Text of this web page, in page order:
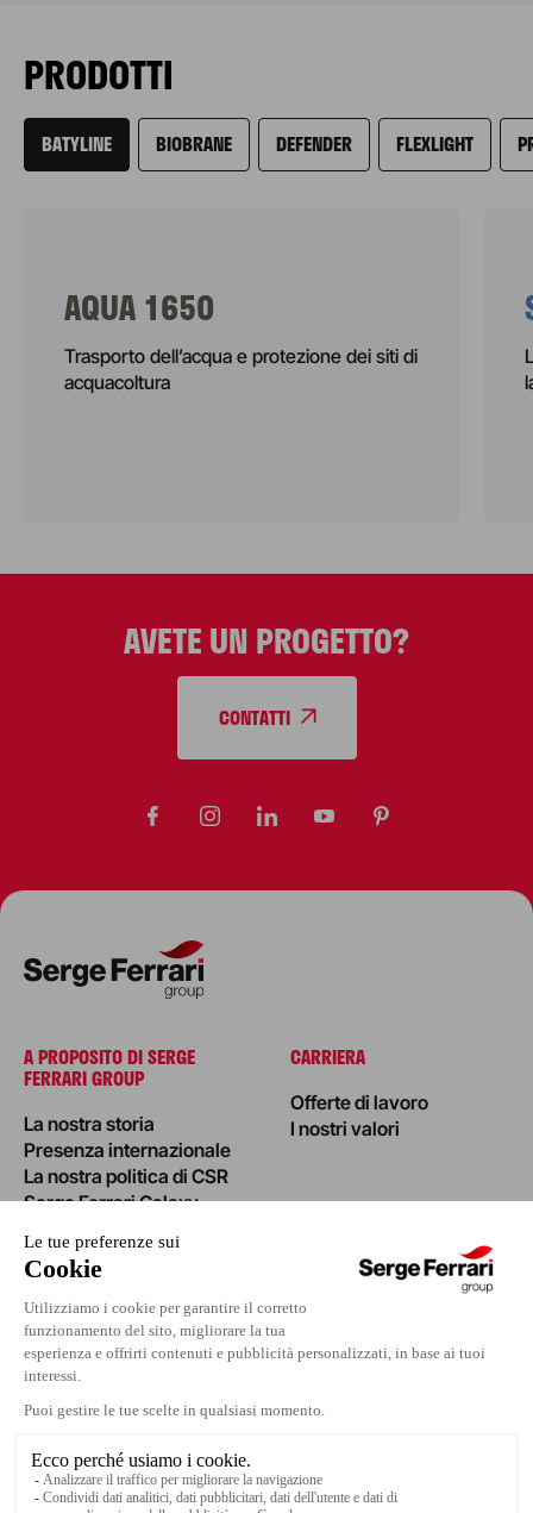
PRODOTTI
BATYLINE BIOBRANE DEFENDER FLEXLIGHT
AQUA 1650
Trasporto dell’acqua e protezione dei siti di
acquacoltura
AVETE UN PROGETTO?
CONTATTI
A PROPOSITO DI SERGE
FERRARI GROUP
La nostra storia
Presenza internazionale
La nostra politica di CSR
Serge Ferrari Galaxy
CARRIERA
Offerte di lavoro
I nostri valori
NOTIZIE
I nostri progetti
Evento
INVESTORS
Contatti